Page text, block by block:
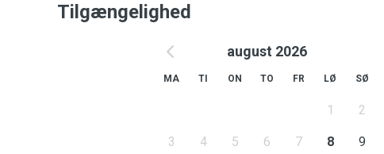
Tilgængelighed
august 2026
MA TI ON TO FR LØ SØ
1 2
3 4 5 6 7 8 9